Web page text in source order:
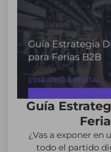
Guía
¿Vas a exponer en
todo el partido